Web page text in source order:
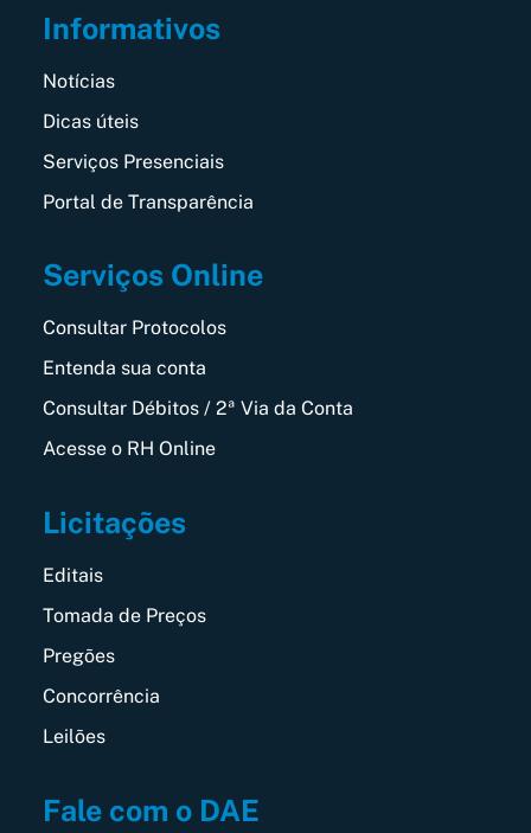
Informativos
Notícias
Dicas úteis
Serviços Presenciais
Portal de Transparência
Serviços Online
Consultar Protocolos
Entenda sua conta
Consultar Débitos / 2ª Via da Conta
Acesse o RH Online
Licitações
Editais
Tomada de Preços
Pregões
Concorrência
Leilões
Fale com o DAE